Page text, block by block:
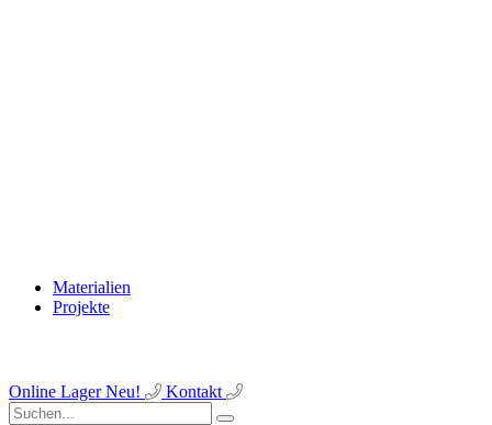
Materialien
Projekte
Online LagerNeu! Kontakt